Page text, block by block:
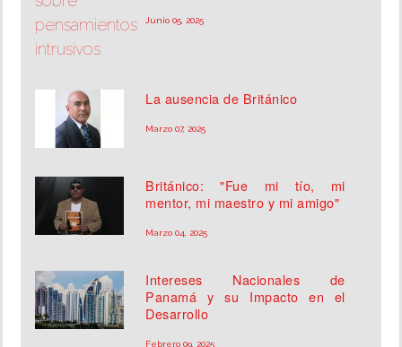
Junio 05, 2025
La ausencia de Británico
Marzo 07, 2025
Británico: "Fue mi tío, mi
mentor, mi maestro y mi amigo"
Marzo 04, 2025
Intereses Nacionales de
Panamá y su Impacto en el
Desarrollo
Febrero 09, 2025